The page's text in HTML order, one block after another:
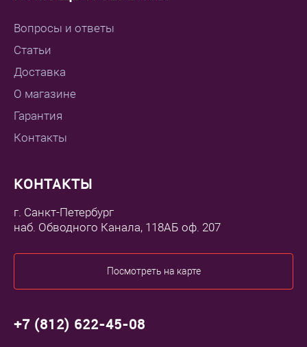
Вопросы и ответы
Статьи
Доставка
О магазине
Гарантия
Контакты
КОНТАКТЫ
г. Санкт-Петербург
наб. Обводного Канала, 118АБ оф. 207
Посмотреть на карте
+7 (812) 622-45-08